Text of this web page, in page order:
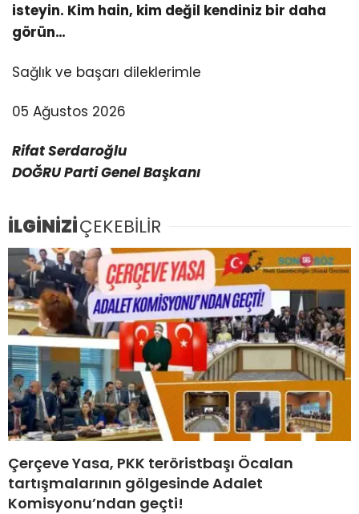
isteyin. Kim hain, kim değil kendiniz bir daha
görün…
Sağlık ve başarı dileklerimle
05 Ağustos 2026
Rifat Serdaroğlu
DOĞRU Parti Genel Başkanı
İLGİNİZİÇEKEBİLİR
Çerçeve Yasa, PKK teröristbaşı Öcalan
tartışmalarının gölgesinde Adalet
Komisyonu’ndan geçti!